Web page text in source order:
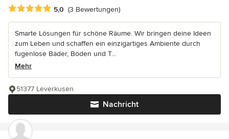
Durchschnittliche Bewertung: 5 von 5 Sternen
5,0 (3 Bewertungen)
Smarte Lösungen für schöne Räume. Wir bringen deine Ideen
zum Leben und schaffen ein einzigartiges Ambiente durch
fugenlose Bäder, Böden und T...
Mehr
Nachricht
51377 Leverkusen